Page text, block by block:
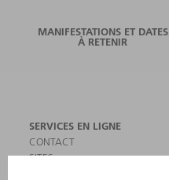
MANIFESTATIONS ET DATES
À RETENIR
SERVICES EN LIGNE
CONTACT
SITES